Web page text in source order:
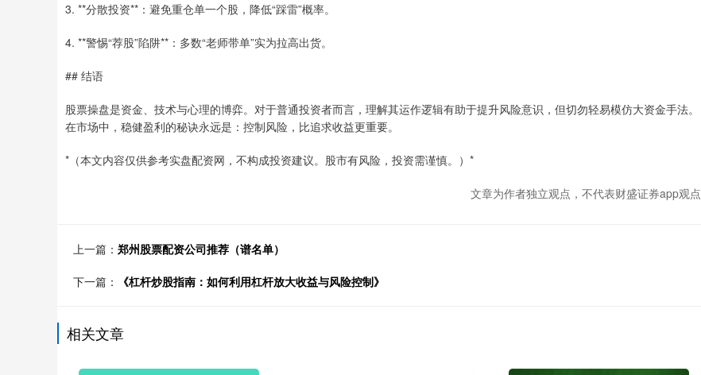
3. **分散投资**：避免重仓单一个股，降低“踩雷”概率。
4. **警惕“荐股”陷阱**：多数“老师带单”实为拉高出货。
## 结语
股票操盘是资金、技术与心理的博弈。对于普通投资者而言，理解其运作逻辑有助于提升风险意识，但切勿轻易模仿大资金手法。
在市场中，稳健盈利的秘诀永远是：控制风险，比追求收益更重要。
*（本文内容仅供参考实盘配资网，不构成投资建议。股市有风险，投资需谨慎。）*
文章为作者独立观点，不代表财盛证券app观点
上一篇： 郑州股票配资公司推荐（谱名单）
下一篇： 《杠杆炒股指南：如何利用杠杆放大收益与风险控制》
相关文章